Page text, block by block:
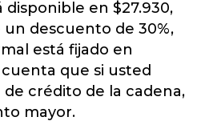
en $27.930,
descuento de 30%,
está fijado en
que si usted
crédito de la cadena,
mayor.